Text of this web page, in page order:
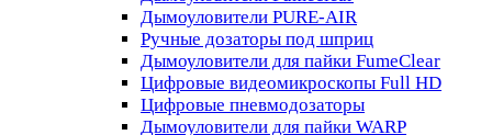
Дымоуловители PURE-AIR
Ручные дозаторы под шприц
Дымоуловители для пайки FumeClear
Цифровые видеомикроскопы Full HD
Цифровые пневмодозаторы
Дымоуловители для пайки WARP